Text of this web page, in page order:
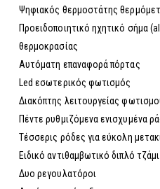
Ψηφιακός θερμοστάτης
Προειδοποιητικό ηχητικό σήμα
θερμοκρασίας
Αυτόματη επαναφορά πόρτας
Led εσωτερικός φωτισμός
Διακόπτης λειτουργείας
Πέντε ρυθμιζόμενα ενισχυμένα
Τέσσερις ρόδες για εύκολη
Ειδικό αντιθαμβωτικό διπλό τζάμι
Δυο ρεγουλατόροι